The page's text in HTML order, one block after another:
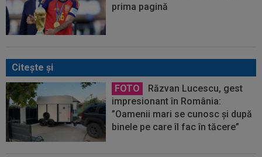
prima pagină
Citeşte şi
FOTO
Răzvan Lucescu, gest
impresionant în România:
”Oamenii mari se cunosc și după
binele pe care îl fac în tăcere”